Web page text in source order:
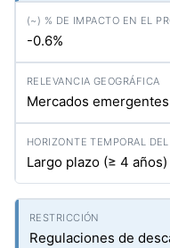
-0.6%
Mercados emergentes
Largo plazo (≥ 4 años)
Regulaciones de